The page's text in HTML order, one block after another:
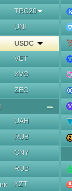
TRC20
UNI
USDC
VET
XVG
ZEC
UAH
RUB
CNY
RUB
KZT